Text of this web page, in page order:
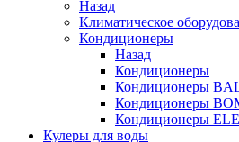
Назад
Климатическое
Кондиционеры
Назад
Кондиционеры
Кондиционеры
Кондиционеры
Кондиционеры
Кулеры для воды